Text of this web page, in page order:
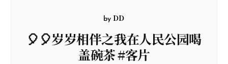
byDD
🎈🎈岁岁相伴之我在人民公园喝
盖碗茶 #客片